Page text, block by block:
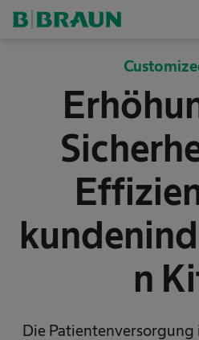
n
Die Patientenversorgung